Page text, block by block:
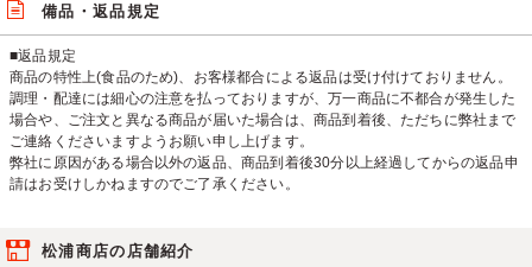
備品・返品規定
■返品規定
商品の特性上(食品のため)、お客様都合による返品は受け付けておりません。
調理・配達には細心の注意を払っておりますが、万一商品に不都合が発生した
場合や、ご注文と異なる商品が届いた場合は、商品到着後、ただちに弊社まで
ご連絡くださいますようお願い申し上げます。
弊社に原因がある場合以外の返品、商品到着後30分以上経過してからの返品申
請はお受けしかねますのでご了承ください。
松浦商店の店舗紹介